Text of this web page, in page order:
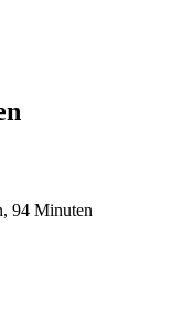
94 Minuten